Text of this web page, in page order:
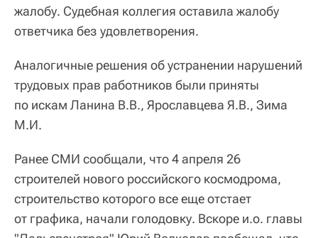
жалобу. Судебная коллегия оставила жалобу
ответчика без удовлетворения.
Аналогичные решения об устранении нарушений
трудовых прав работников были приняты
по искам Ланина В.В., Ярославцева Я.В., Зима
М.И.
Ранее СМИ сообщали, что 4 апреля 26
строителей нового российского космодрома,
строительство которого все еще отстает
от графика, начали голодовку. Вскоре и.о. главы